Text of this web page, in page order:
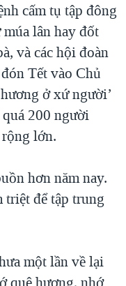
cấm tụ tập đông
lân hay đốt
và các hội đoàn
Tết vào Chủ
ở xứ người’
200 người
lớn.
hơn năm nay.
triệt để tập trung
một lần về lại